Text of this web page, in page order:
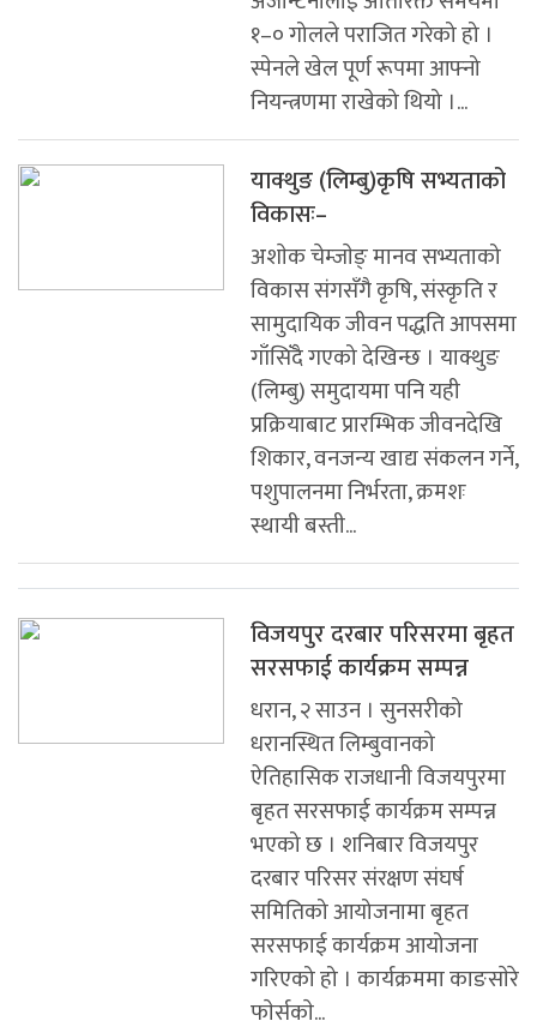
१–० गोलले पराजित गरेको हो ।
स्पेनले खेल पूर्ण रूपमा आफ्नो
नियन्त्रणमा राखेको थियो ।...
याक्थुङ (लिम्बु)कृषि सभ्यताको
विकासः–
अशाेक चेम्जाेङ् मानव सभ्यताको
विकास संगसँगै कृषि, संस्कृति र
सामुदायिक जीवन पद्धति आपसमा
गाँसिँदै गएको देखिन्छ । याक्थुङ
(लिम्बु) समुदायमा पनि यही
प्रक्रियाबाट प्रारम्भिक जीवनदेखि
शिकार, वनजन्य खाद्य संकलन गर्ने,
पशुपालनमा निर्भरता, क्रमशः
स्थायी बस्ती...
विजयपुर दरबार परिसरमा बृहत
सरसफाई कार्यक्रम सम्पन्न
धरान, २ साउन । सुनसरीको
धरानस्थित लिम्बुवानको
ऐतिहासिक राजधानी विजयपुरमा
बृहत सरसफाई कार्यक्रम सम्पन्न
भएको छ । शनिबार विजयपुर
दरबार परिसर संरक्षण संघर्ष
समितिको आयोजनामा बृहत
सरसफाई कार्यक्रम आयोजना
गरिएको हो । कार्यक्रममा काङसाेरे
फाेर्सकाे...